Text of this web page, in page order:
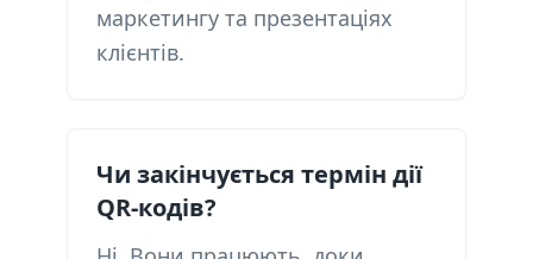
маркетингу та презентаціях
клієнтів.
Чи закінчується термін дії
QR-кодів?